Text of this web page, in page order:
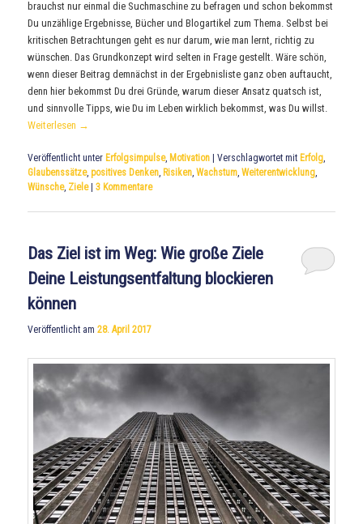
brauchst nur einmal die Suchmaschine zu befragen und schon bekommst
Du unzählige Ergebnisse, Bücher und Blogartikel zum Thema. Selbst bei
kritischen Betrachtungen geht es nur darum, wie man lernt, richtig zu
wünschen. Das Grundkonzept wird selten in Frage gestellt. Wäre schön,
wenn dieser Beitrag demnächst in der Ergebnisliste ganz oben auftaucht,
denn hier bekommst Du drei Gründe, warum dieser Ansatz quatsch ist,
und sinnvolle Tipps, wie Du im Leben wirklich bekommst, was Du willst.
Weiterlesen →
Veröffentlicht unter Erfolgsimpulse, Motivation |Verschlagwortet mit Erfolg,
Glaubenssätze,positives Denken, Risiken,Wachstum,Weiterentwicklung,
Wünsche, Ziele |3 Kommentare
Das Ziel ist im Weg: Wie große Ziele
Deine Leistungsentfaltung blockieren
können
Veröffentlicht am28. April 2017